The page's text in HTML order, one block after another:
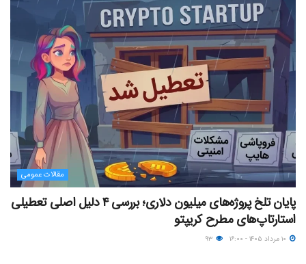
مقالات عمومی
پایان تلخ پروژه‌های میلیون دلاری؛ بررسی ۴ دلیل اصلی تعطیلی
استارتاپ‌های مطرح کریپتو